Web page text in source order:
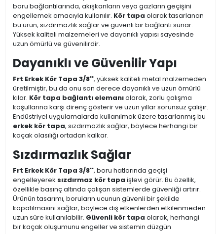
boru bağlantılarında, akışkanların veya gazların geçişini
engellemek amacıyla kullanılır. Kör tapa olarak tasarlanan
bu ürün, sızdırmazlık sağlar ve güvenli bir bağlantı sunar.
Yüksek kaliteli malzemeleri ve dayanıklı yapısı sayesinde
uzun ömürlü ve güvenilirdir.
Dayanıklı ve Güvenilir Yapı
Frt Erkek Kör Tapa 3/8'', yüksek kaliteli metal malzemeden
üretilmiştir, bu da onu son derece dayanıklı ve uzun ömürlü
kılar. Kör tapa bağlantı elemanıolarak, zorlu çalışma
koşullarına karşı direnç gösterir ve uzun yıllar sorunsuz çalışır.
Endüstriyel uygulamalarda kullanılmak üzere tasarlanmış bu
erkek kör tapa, sızdırmazlık sağlar, böylece herhangi bir
kaçak olasılığı ortadan kalkar.
Sızdırmazlık Sağlar
Frt Erkek Kör Tapa 3/8'', boru hatlarında geçişi
engelleyerek sızdırmaz kör tapa işlevi görür. Bu özellik,
özellikle basınç altında çalışan sistemlerde güvenliği artırır.
Ürünün tasarımı, boruların ucunun güvenli bir şekilde
kapatılmasını sağlar, böylece dış etkenlerden etkilenmeden
uzun süre kullanılabilir. Güvenli kör tapa olarak, herhangi
bir kaçak oluşumunu engeller ve sistemin düzgün